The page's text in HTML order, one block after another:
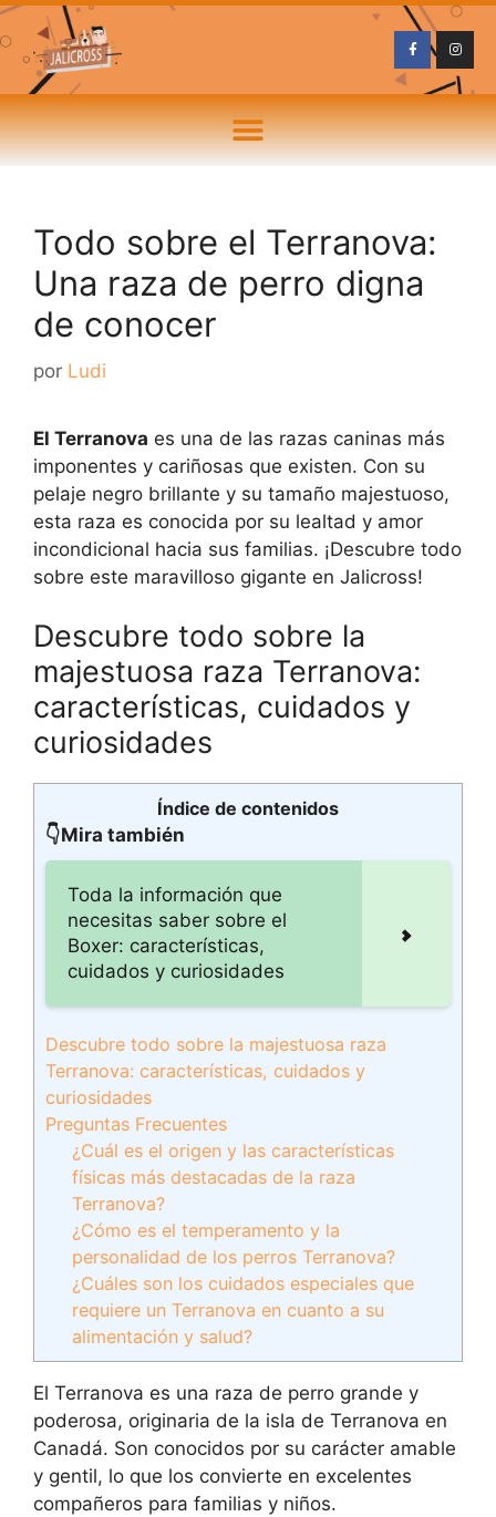
Todo sobre el Terranova:
Una raza de perro digna
de conocer
por Ludi
El Terranova es una de las razas caninas más
imponentes y cariñosas que existen. Con su
pelaje negro brillante y su tamaño majestuoso,
esta raza es conocida por su lealtad y amor
incondicional hacia sus familias. ¡Descubre todo
sobre este maravilloso gigante en Jalicross!
Descubre todo sobre la
majestuosa raza Terranova:
características, cuidados y
curiosidades
Índice de contenidos
👇Mira también
Toda la información que
necesitas saber sobre el
Boxer: características,
cuidados y curiosidades
Descubre todo sobre la majestuosa raza
Terranova: características, cuidados y
curiosidades
Preguntas Frecuentes
¿Cuál es el origen y las características
físicas más destacadas de la raza
Terranova?
¿Cómo es el temperamento y la
personalidad de los perros Terranova?
¿Cuáles son los cuidados especiales que
requiere un Terranova en cuanto a su
alimentación y salud?
El Terranova es una raza de perro grande y
poderosa, originaria de la isla de Terranova en
Canadá. Son conocidos por su carácter amable
y gentil, lo que los convierte en excelentes
compañeros para familias y niños.